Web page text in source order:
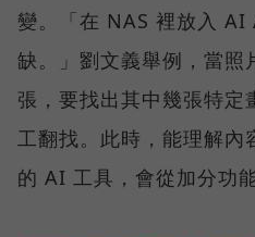
變。「在 NAS 裡放入
缺。」劉文義舉例，當
張，要找出其中幾張特定
工翻找。此時，能理解內
的 AI 工具，會從加分功